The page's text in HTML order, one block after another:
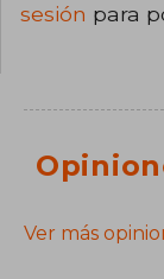
sesión para
Ver más